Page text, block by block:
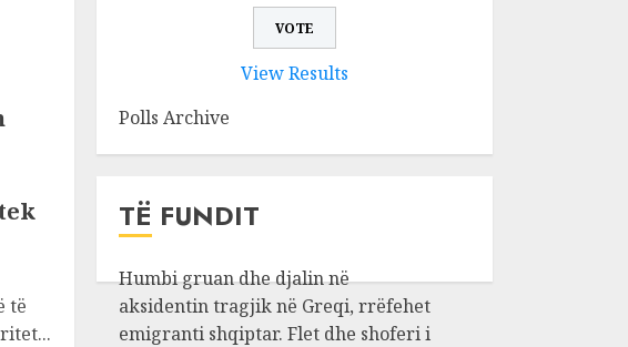
të
View Results
Polls Archive
TË FUNDIT
Humbi gruan dhe djalin në
aksidentin tragjik në Greqi, rrëfehet
emigranti shqiptar. Flet dhe shoferi i